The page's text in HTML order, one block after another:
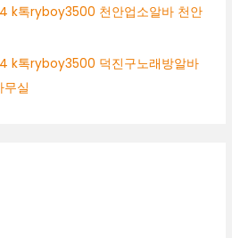
k톡ryboy3500 천안업소알바 천안
k톡ryboy3500 덕진구노래방알바
실